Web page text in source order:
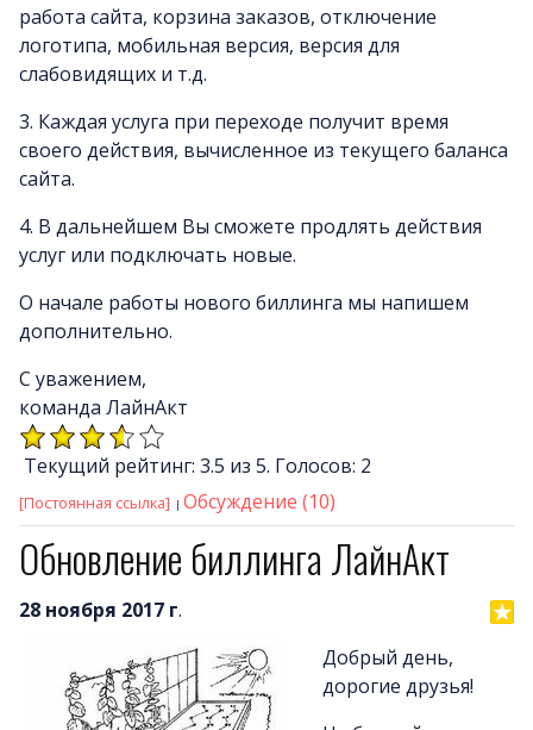
работа сайта, корзина заказов, отключение
логотипа, мобильная версия, версия для
слабовидящих и т.д.
3. Каждая услуга при переходе получит время
своего действия, вычисленное из текущего баланса
сайта.
4. В дальнейшем Вы сможете продлять действия
услуг или подключать новые.
О начале работы нового биллинга мы напишем
дополнительно.
С уважением,
команда ЛайнАкт
Текущий рейтинг: 3.5 из 5. Голосов: 2
[Постоянная ссылка] Обсуждение (10)
Обновление биллинга ЛайнАкт
28 ноября 2017 г.
Добрый день,
дорогие друзья!